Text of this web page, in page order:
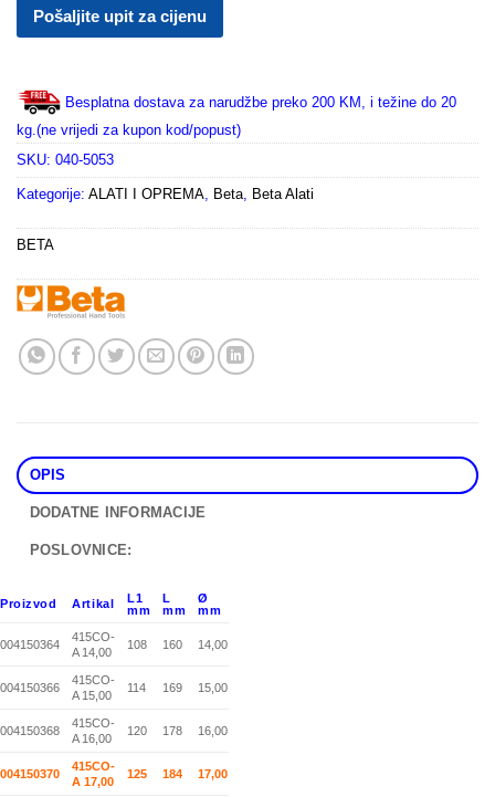
Pošaljite upit za cijenu
Besplatna dostava za narudžbe preko 200 KM, i težine do 20
kg.(ne vrijedi za kupon kod/popust)
SKU: 040-5053
Kategorije: ALATI I OPREMA, Beta, Beta Alati
BETA
OPIS
DODATNE INFORMACIJE
POSLOVNICE:
Proizvod Artikal
L1
mm
L
mm
Ø
mm
004150364
415CO-
A 14,00
108 160 14,00
004150366
415CO-
A 15,00
114 169 15,00
004150368
415CO-
A 16,00
120 178 16,00
004150370
415CO-
A 17,00
125 184 17,00